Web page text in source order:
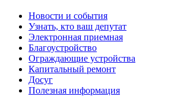
Новости и события
Узнать, кто ваш депутат
Электронная приемная
Благоустройство
Ограждающие устройства
Капитальный ремонт
Досуг
Полезная информация